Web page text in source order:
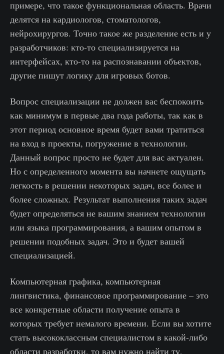
примере, что такое функциональная область. Врачи
делятся на кардиологов, стоматологов,
нейрохирургов. Точно такое же разделение есть и у
разработчиков: кто-то специализируется на
интерфейсах, кто-то на распознавании объектов,
другие пишут логику для игровых ботов.
Вопрос специализации не должен вас беспокоить
как минимум в первые два года работы, так как в
этот период основное время будет вами тратиться
на вход в проекты, погружение в технологии.
Данный вопрос просто не будет для вас актуален.
Но с определенного момента вы начнете ощущать
легкость в решении некоторых задач, все более и
более сложных. Результат выполнения таких задач
будет определяться не вашим знанием технологии
или языка программирования, а вашим опытом в
решении подобных задач. Это и будет вашей
специализацией.
Компьютерная графика, компьютерная
лингвистика, финансовое программирование – это
все конкретные области получение опыта в
которых требует немалого времени. Если вы хотите
стать высококлассным специалистом в какой-либо
области разработки, то вам нужно найти ту,